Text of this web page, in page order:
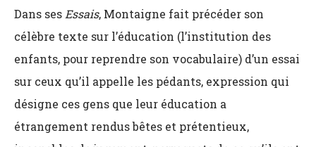
Dans ses Essais, Montaigne fait précéder son
célèbre texte sur l’éducation (l’institution des
enfants, pour reprendre son vocabulaire) d’un essai
sur ceux qu’il appelle les pédants, expression qui
désigne ces gens que leur éducation a
étrangement rendus bêtes et prétentieux,